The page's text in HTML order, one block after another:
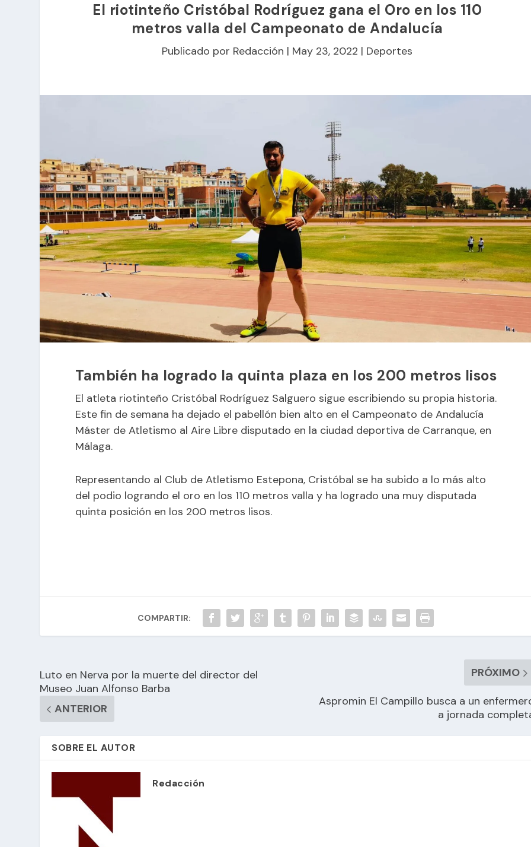
El riotinteño Cristóbal Rodríguez gana el Oro en los 110
metros valla del Campeonato de Andalucía
Publicado por Redacción | May 23, 2022 | Deportes
También ha logrado la quinta plaza en los 200 metros lisos
El atleta riotinteño Cristóbal Rodríguez Salguero sigue escribiendo su propia historia.
Este fin de semana ha dejado el pabellón bien alto en el Campeonato de Andalucía
Máster de Atletismo al Aire Libre disputado en la ciudad deportiva de Carranque, en
Málaga.
Representando al Club de Atletismo Estepona, Cristóbal se ha subido a lo más alto
del podio logrando el oro en los 110 metros valla y ha logrado una muy disputada
quinta posición en los 200 metros lisos.
COMPARTIR:
Luto en Nerva por la muerte del director del
Museo Juan Alfonso Barba
ANTERIOR
PRÓXIMO
Aspromin El Campillo busca a un
a jornada
SOBRE EL AUTOR
Redacción